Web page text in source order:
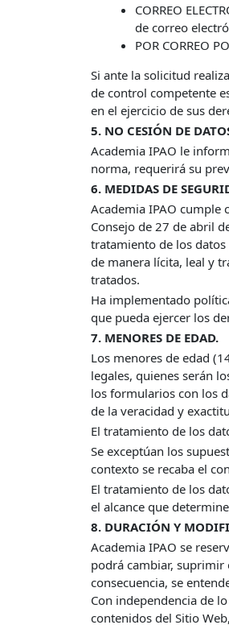
CORREO
de correo
POR CORREO
Si ante la solicitud
de control competente
en el ejercicio de sus
5. NO CESIÓN DE
Academia IPAO le
norma, requerirá su
6. MEDIDAS DE
Academia IPAO cumple
Consejo de 27 de abril
tratamiento de los
de manera lícita, leal y
tratados.
Ha implementado
que pueda ejercer los
7. MENORES DE EDAD.
Los menores de edad
legales, quienes serán
los formularios con los
de la veracidad y
El tratamiento de los
Se exceptúan los
contexto se recaba el
El tratamiento de los
el alcance que
8. DURACIÓN Y
Academia IPAO se
podrá cambiar, suprimir
consecuencia, se
Con independencia de
contenidos del Sitio